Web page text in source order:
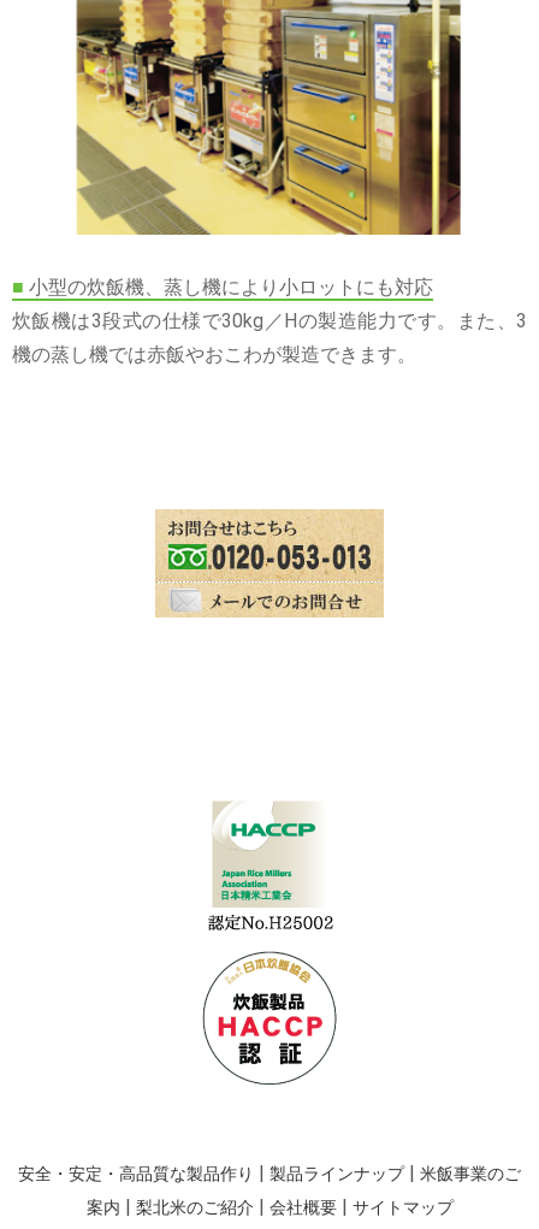
■ 小型の炊飯機、蒸し機により小ロットにも対応
炊飯機は3段式の仕様で30kg／Hの製造能力です。また、3
機の蒸し機では赤飯やおこわが製造できます。
安全・安定・高品質な製品作り 製品ラインナップ
米飯事業のご
案内
梨北米のご紹介 会社概要 サイトマップ